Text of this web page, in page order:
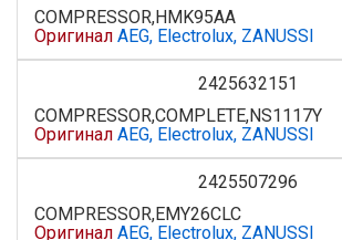
COMPRESSOR,HMK95AA
Оригинал AEG, Electrolux, ZANUSSI
2425632151
COMPRESSOR,COMPLETE,NS1117Y
Оригинал AEG, Electrolux, ZANUSSI
2425507296
COMPRESSOR,EMY26CLC
Оригинал AEG, Electrolux, ZANUSSI